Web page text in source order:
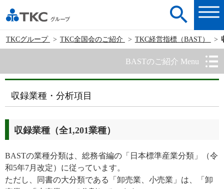
TKCグループ TKC全国会のご紹介 TKC経営指標（BAST）
BASTのご紹介 Menu
収録業種・分析項目
収録業種（全1,201業種）
BASTの業種分類は、総務省編の「日本標準産業分類」（令
和5年7月改定）に従っています。
ただし、同書の大分類である「卸売業、小売業」は、「卸